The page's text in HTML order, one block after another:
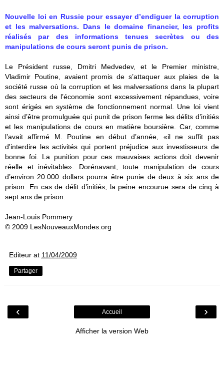
Nouvelle loi en Russie pour essayer d’endiguer la corruption
et les malversations. Dans le domaine financier, les profits
réalisés par des informations tenues secrètes ou des
manipulations de cours seront punis de prison.
Le Président russe, Dmitri Medvedev, et le Premier ministre,
Vladimir Poutine, avaient promis de s’attaquer aux plaies de la
société russe où la corruption et les malversations dans la plupart
des secteurs de l’économie sont excessivement répandues, voire
sont érigés en système de fonctionnement normal. Une loi vient
ainsi d’être promulguée qui punit de prison ferme les délits d’initiés
et les manipulations de cours en matière boursière. Car, comme
l’avait affirmé M. Poutine en début d’année, «il ne suffit pas
d'interdire les activités qui portent préjudice aux investisseurs de
bonne foi. La punition pour ces mauvaises actions doit devenir
réelle et inévitable». Dorénavant, toute manipulation de cours
d’environ 20.000 dollars pourra être punie de deux à six ans de
prison. En cas de délit d’initiés, la peine encourue sera de cinq à
sept ans de prison.
Jean-Louis Pommery
© 2009 LesNouveauxMondes.org
Editeur at 11/04/2009
Partager
‹ ›
Accueil
Afficher la version Web